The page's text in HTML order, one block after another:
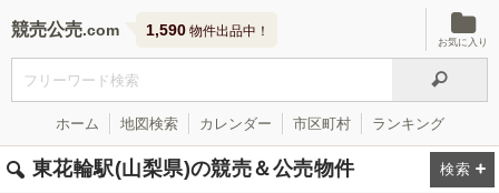
競売公売 1,590 物件出品中！
お気に入り
ホーム 地図検索 カレンダー 市区町村 ランキング
東花輪駅(山梨県)の競売＆公売物件